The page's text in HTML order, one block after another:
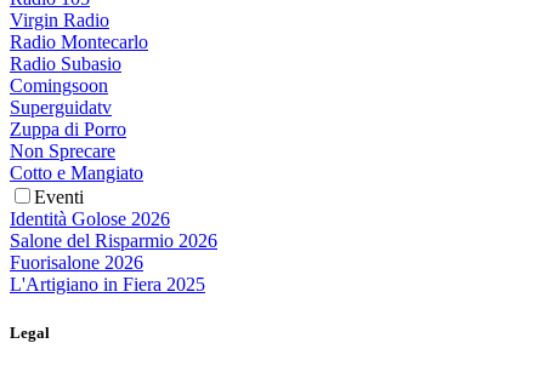
Virgin Radio
Radio Montecarlo
Radio Subasio
Comingsoon
Superguidatv
Zuppa di Porro
Non Sprecare
Cotto e Mangiato
Eventi
Identità Golose 2026
Salone del Risparmio 2026
Fuorisalone 2026
L'Artigiano in Fiera 2025
Legal